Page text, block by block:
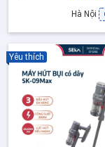
Hà Nội
Yêu thích